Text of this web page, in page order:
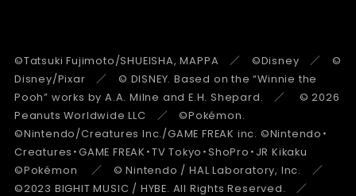
©Tatsuki Fujimoto/SHUEISHA, MAPPA ／ ©Disney ／ ©
Disney/Pixar ／ © DISNEY. Based on the “Winnie the
Pooh” works by A.A. Milne and E.H. Shepard. ／ © 2026
Peanuts Worldwide LLC ／ ©Pokémon.
©Nintendo/Creatures Inc./GAME FREAK inc. ©Nintendo・
Creatures・GAME FREAK・TV Tokyo・ShoPro・JR Kikaku
©Pokémon ／ © Nintendo / HAL Laboratory, Inc. ／
©2023 BIGHIT MUSIC / HYBE. All Rights Reserved. ／